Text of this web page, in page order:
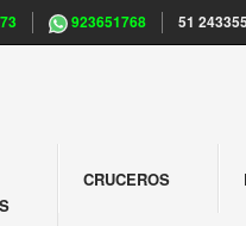
923651768 51
CRUCEROS